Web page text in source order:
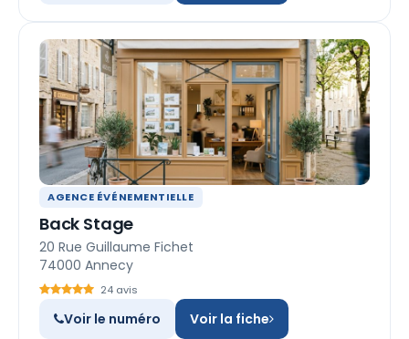
AGENCE ÉVÉNEMENTIELLE
Back Stage
20 Rue Guillaume Fichet
74000 Annecy
24 avis
Voir le numéro Voir la fiche